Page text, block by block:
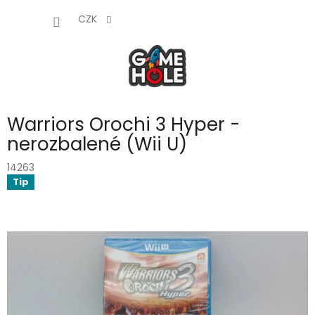
CZK
Warriors Orochi 3 Hyper -
nerozbalené (Wii U)
14263
Tip